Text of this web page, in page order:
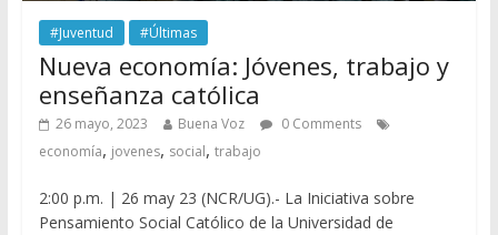
#Juventud #Últimas
Nueva economía: Jóvenes, trabajo y
enseñanza católica
26 mayo, 2023 Buena Voz
0 Comments
economía, jovenes, social, trabajo
2:00 p.m. | 26 may 23 (NCR/UG).- La Iniciativa sobre
Pensamiento Social Católico de la Universidad de